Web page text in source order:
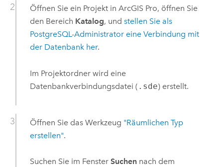
Öffnen Sie ein Projekt in ArcGIS Pro, öffnen Sie
den Bereich Katalog, und stellen Sie als
PostgreSQL-Administrator eine Verbindung mit
der Datenbank her.
Im Projektordner wird eine
Datenbankverbindungsdatei ( .sde) erstellt.
Öffnen Sie das Werkzeug "Räumlichen Typ
erstellen".
Suchen Sie im Fenster Suchennach dem